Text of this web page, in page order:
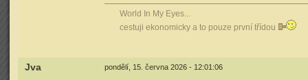
World In My Eyes...
cestuji ekonomicky a to pouze první třídou
Jva pondělí, 15. června 2026 - 12:01:06